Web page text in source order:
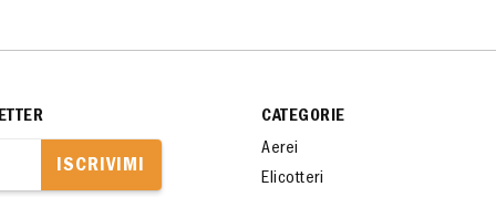
ISCRIVIMI
CATEGORIE
Aerei
Elicotteri